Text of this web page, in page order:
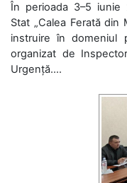
În perioada 3–5 iunie
Stat „Calea Ferată
instruire în domeniul
organizat de
Urgență....